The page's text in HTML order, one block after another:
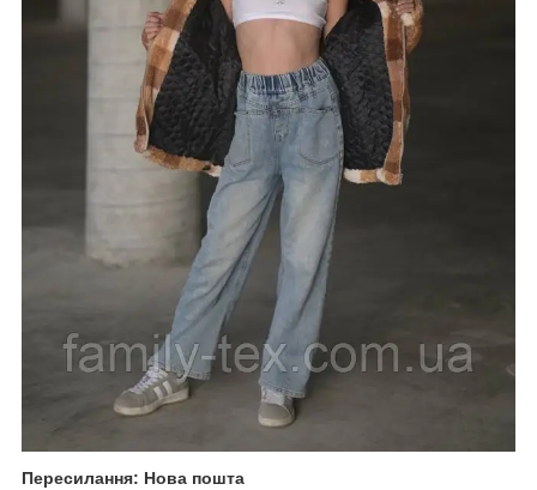
Пересилання: Нова пошта